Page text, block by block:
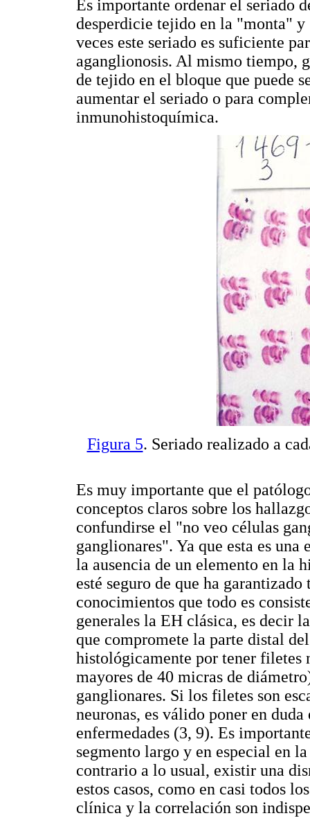
Es importante ordenar el seriado
desperdicie tejido en la "monta"
veces este seriado es suficiente
aganglionosis. Al mismo tiempo,
de tejido en el bloque que puede
aumentar el seriado o para
inmunohistoquímica.
Figura 5. Seriado realizado a
Es muy importante que el
conceptos claros sobre los
confundirse el "no veo células
ganglionares". Ya que esta es una
la ausencia de un elemento en la
esté seguro de que ha
conocimientos que todo es
generales la EH clásica, es decir
que compromete la parte distal
histológicamente por tener filetes
mayores de 40 micras de
ganglionares. Si los filetes son
neuronas, es válido poner en
enfermedades (3, 9). Es
segmento largo y en especial en
contrario a lo usual, existir una
estos casos, como en casi todos
clínica y la correlación son